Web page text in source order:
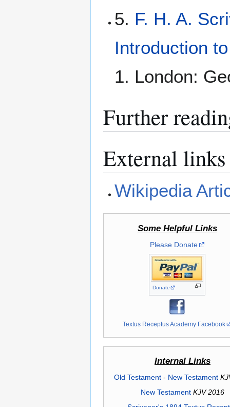
5. F. H. A.
Introduction
1. London:
Further
External links
Wikipedia
Some Helpful Links
Please Donate
Donate
Textus Receptus Academy Facebook
Internal Links
Old Testament- New Testament
New Testament KJV 2016